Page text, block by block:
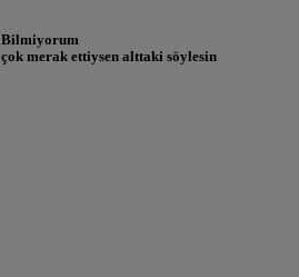
Bilmiyorum
çok merak ettiysen alttaki söylesin